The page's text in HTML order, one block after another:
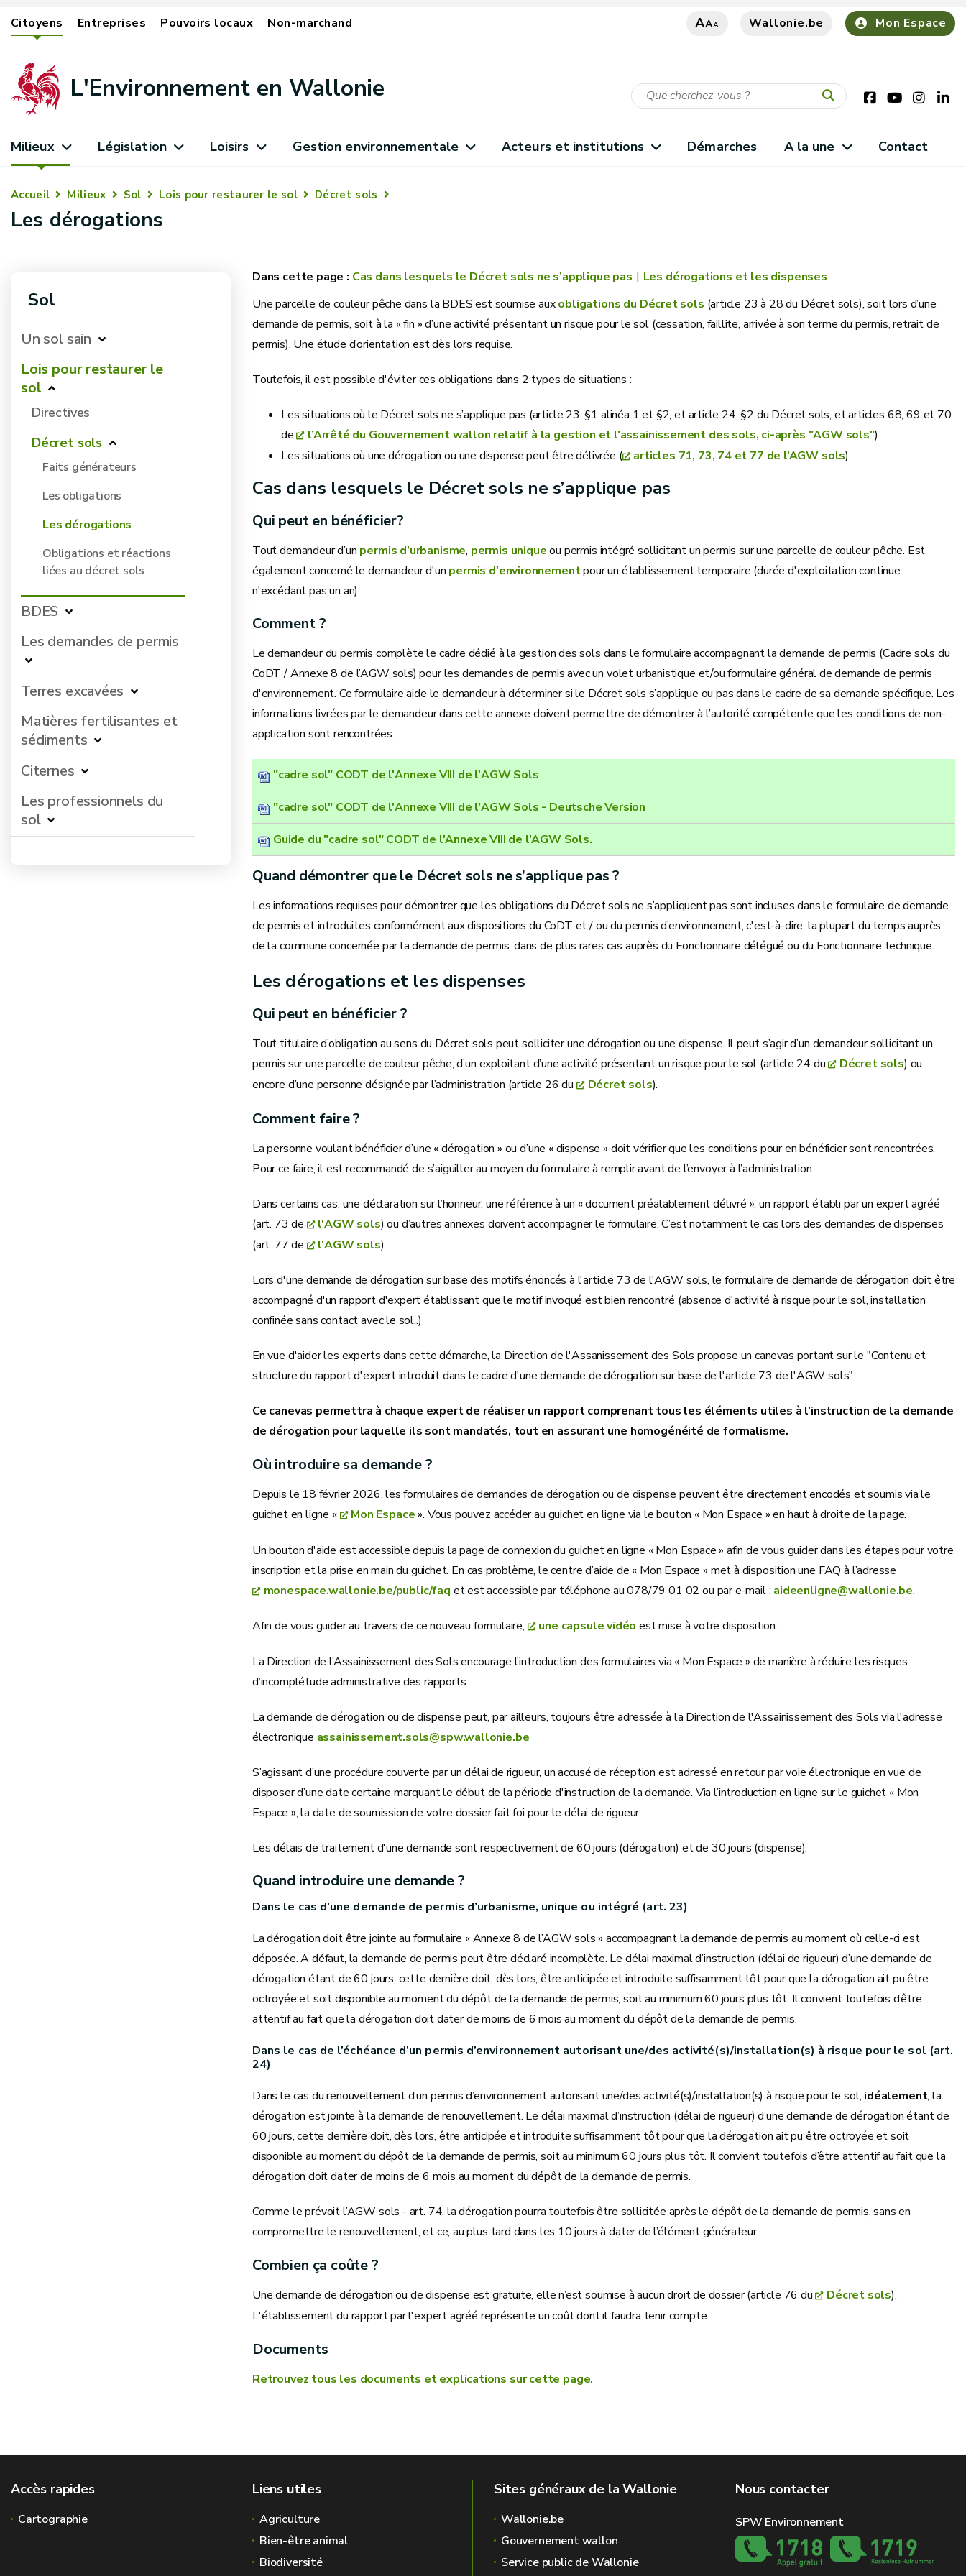
Citoyens Entreprises Pouvoirs locaux Non-marchand AAA Wallonie.be Mon Espace
L'Environnement en Wallonie
Milieux Législation Loisirs Gestion environnementale Acteurs et institutions Démarches A la une Contact
Accueil Milieux Sol Lois pour restaurer le sol Décret sols
Les dérogations
Sol
Un sol sain
Lois pour restaurer le
sol
Directives
Décret sols
Faits générateurs
Les obligations
Les dérogations
Obligations et réactions
liées au décret sols
BDES
Les demandes de permis
Terres excavées
Matières fertilisantes et
sédiments
Citernes
Les professionnels du
sol
Cas dans lesquels le Décret sols ne s’applique pas
Les dérogations et les dispenses
Une parcelle de couleur pêche dans la BDES est soumise auxobligations du Décret sols (article 23 à 28 du Décret sols), soit lors d’une
demande de permis, soit à la « fin » d’une activité présentant un risque pour le sol (cessation, faillite, arrivée à son terme du permis, retrait de
permis). Une étude d’orientation est dès lors requise.
Toutefois, il est possible d'éviter ces obligations dans 2 types de situations :
Les situations où le Décret sols ne s’applique pas (article 23, §1 alinéa 1 et §2, et article 24, §2 du Décret sols, et articles 68, 69 et 70
de
l’Arrêté du Gouvernement wallon relatif à la gestion et l'assainissement des sols, ci-après "AGW sols")
Les situations où une dérogation ou une dispense peut être délivrée (
articles 71, 73, 74 et 77 de l’AGW sols).
Cas dans lesquels le Décret sols ne s’applique pas
Qui peut en bénéficier?
Tout demandeur d’un permis d’urbanisme, permis uniqueou permis intégré sollicitant un permis sur une parcelle de couleur pêche. Est
également concerné le demandeur d'un permis d'environnementpour un établissement temporaire (durée d'exploitation continue
n'excédant pas un an).
Comment ?
Le demandeur du permis complète le cadre dédié à la gestion des sols dans le formulaire accompagnant la demande de permis (Cadre sols du
CoDT / Annexe 8 de l’AGW sols) pour les demandes de permis avec un volet urbanistique et/ou formulaire général de demande de permis
d'environnement. Ce formulaire aide le demandeur à déterminer si le Décret sols s’applique ou pas dans le cadre de sa demande spécifique. Les
informations livrées par le demandeur dans cette annexe doivent permettre de démontrer à l’autorité compétente que les conditions de non-
application sont rencontrées.
"cadre sol" CODT de l'Annexe VIII de l'AGW Sols
"cadre sol" CODT de l'Annexe VIII de l'AGW Sols - Deutsche Version
Guide du "cadre sol" CODT de l'Annexe VIII de l'AGW Sols.
Quand démontrer que le Décret sols ne s’applique pas ?
Les informations requises pour démontrer que les obligations du Décret sols ne s’appliquent pas sont incluses dans le formulaire de demande
de permis et introduites conformément aux dispositions du CoDT et / ou du permis d’environnement, c'est-à-dire, la plupart du temps auprès
de la commune concernée par la demande de permis, dans de plus rares cas auprès du Fonctionnaire délégué ou du Fonctionnaire technique.
Les dérogations et les dispenses
Qui peut en bénéficier ?
Tout titulaire d’obligation au sens du Décret sols peut solliciter une dérogation ou une dispense. Il peut s’agir d’un demandeur sollicitant un
permis sur une parcelle de couleur pêche; d’un exploitant d’une activité présentant un risque pour le sol (article 24 du
Décret sols) ou
encore d’une personne désignée par l’administration (article 26 du
Décret sols).
Comment faire ?
La personne voulant bénéficier d’une « dérogation » ou d’une « dispense » doit vérifier que les conditions pour en bénéficier sont rencontrées.
Pour ce faire, il est recommandé de s’aiguiller au moyen du formulaire à remplir avant de l’envoyer à l’administration.
Dans certains cas, une déclaration sur l’honneur, une référence à un « document préalablement délivré », un rapport établi par un expert agréé
(art. 73 de
l'AGW sols) ou d’autres annexes doivent accompagner le formulaire. C’est notamment le cas lors des demandes de dispenses
(art. 77 de
l'AGW sols).
Lors d'une demande de dérogation sur base des motifs énoncés à l'article 73 de l'AGW sols, le formulaire de demande de dérogation doit être
accompagné d'un rapport d'expert établissant que le motif invoqué est bien rencontré (absence d'activité à risque pour le sol, installation
confinée sans contact avec le sol..)
En vue d'aider les experts dans cette démarche, la Direction de l'Assanissement des Sols propose un canevas portant sur le "Contenu et
structure du rapport d'expert introduit dans le cadre d'une demande de dérogation sur base de l'article 73 de l'AGW sols".
Ce canevas permettra à chaque expert de réaliser un rapport comprenant tous les éléments utiles à l'instruction de la demande
de dérogation pour laquelle ils sont mandatés, tout en assurant une homogénéité de formalisme.
Où introduire sa demande ?
Depuis le 18 février 2026, les formulaires de demandes de dérogation ou de dispense peuvent être directement encodés et soumis via le
guichet en ligne «
Mon Espace». Vous pouvez accéder au guichet en ligne via le bouton « Mon Espace » en haut à droite de la page.
Un bouton d'aide est accessible depuis la page de connexion du guichet en ligne « Mon Espace » afin de vous guider dans les étapes pour votre
inscription et la prise en main du guichet. En cas problème, le centre d’aide de « Mon Espace » met à disposition une FAQ à l’adresse
monespace.wallonie.be/public/faq et est accessible par téléphone au 078/79 01 02 ou par e-mail : aideenligne@wallonie.be.
Afin de vous guider au travers de ce nouveau formulaire, une capsule vidéo est mise à votre disposition.
La Direction de l’Assainissement des Sols encourage l’introduction des formulaires via « Mon Espace » de manière à réduire les risques
d’incomplétude administrative des rapports.
La demande de dérogation ou de dispense peut, par ailleurs, toujours être adressée à la Direction de l'Assainissement des Sols via l'adresse
électronique assainissement.sols@spw.wallonie.be
S’agissant d’une procédure couverte par un délai de rigueur, un accusé de réception est adressé en retour par voie électronique en vue de
disposer d’une date certaine marquant le début de la période d'instruction de la demande. Via l’introduction en ligne sur le guichet « Mon
Espace », la date de soumission de votre dossier fait foi pour le délai de rigueur.
Les délais de traitement d'une demande sont respectivement de 60 jours (dérogation) et de 30 jours (dispense).
Quand introduire une demande ?
Dans le cas d’une demande de permis d’urbanisme, unique ou intégré (art. 23)
La dérogation doit être jointe au formulaire « Annexe 8 de l’AGW sols » accompagnant la demande de permis au moment où celle-ci est
déposée. A défaut, la demande de permis peut être déclaré incomplète. Le délai maximal d’instruction (délai de rigueur) d’une demande de
dérogation étant de 60 jours, cette dernière doit, dès lors, être anticipée et introduite suffisamment tôt pour que la dérogation ait pu être
octroyée et soit disponible au moment du dépôt de la demande de permis, soit au minimum 60 jours plus tôt. Il convient toutefois d’être
attentif au fait que la dérogation doit dater de moins de 6 mois au moment du dépôt de la demande de permis.
Dans le cas de l’échéance d’un permis d’environnement autorisant une/des activité(s)/installation(s) à risque pour le sol (art.
24)
Dans le cas du renouvellement d’un permis d’environnement autorisant une/des activité(s)/installation(s) à risque pour le sol, idéalement, la
dérogation est jointe à la demande de renouvellement. Le délai maximal d’instruction (délai de rigueur) d’une demande de dérogation étant de
60 jours, cette dernière doit, dès lors, être anticipée et introduite suffisamment tôt pour que la dérogation ait pu être octroyée et soit
disponible au moment du dépôt de la demande de permis, soit au minimum 60 jours plus tôt. Il convient toutefois d’être attentif au fait que la
dérogation doit dater de moins de 6 mois au moment du dépôt de la demande de permis.
Comme le prévoit l’AGW sols - art. 74, la dérogation pourra toutefois être sollicitée après le dépôt de la demande de permis, sans en
compromettre le renouvellement, et ce, au plus tard dans les 10 jours à dater de l’élément générateur.
Combien ça coûte ?
Une demande de dérogation ou de dispense est gratuite, elle n’est soumise à aucun droit de dossier (article 76 du Décret sols).
L'établissement du rapport par l'expert agréé représente un coût dont il faudra tenir compte.
Documents
Retrouvez tous les documents et explications sur cette page.
Accès rapides
Cartographie
Liens utiles
Agriculture
Bien-être animal
Biodiversité
Sites généraux de la Wallonie
Wallonie.be
Gouvernement wallon
Service public de Wallonie
Nous contacter
SPW Environnement